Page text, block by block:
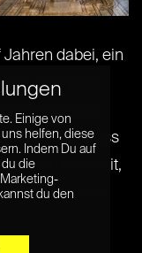
dabei, ein
eine gute
umgesetzt.
of Congress
weltweit,
und das
Einige von
helfen, diese
Indem Du auf
die
du den